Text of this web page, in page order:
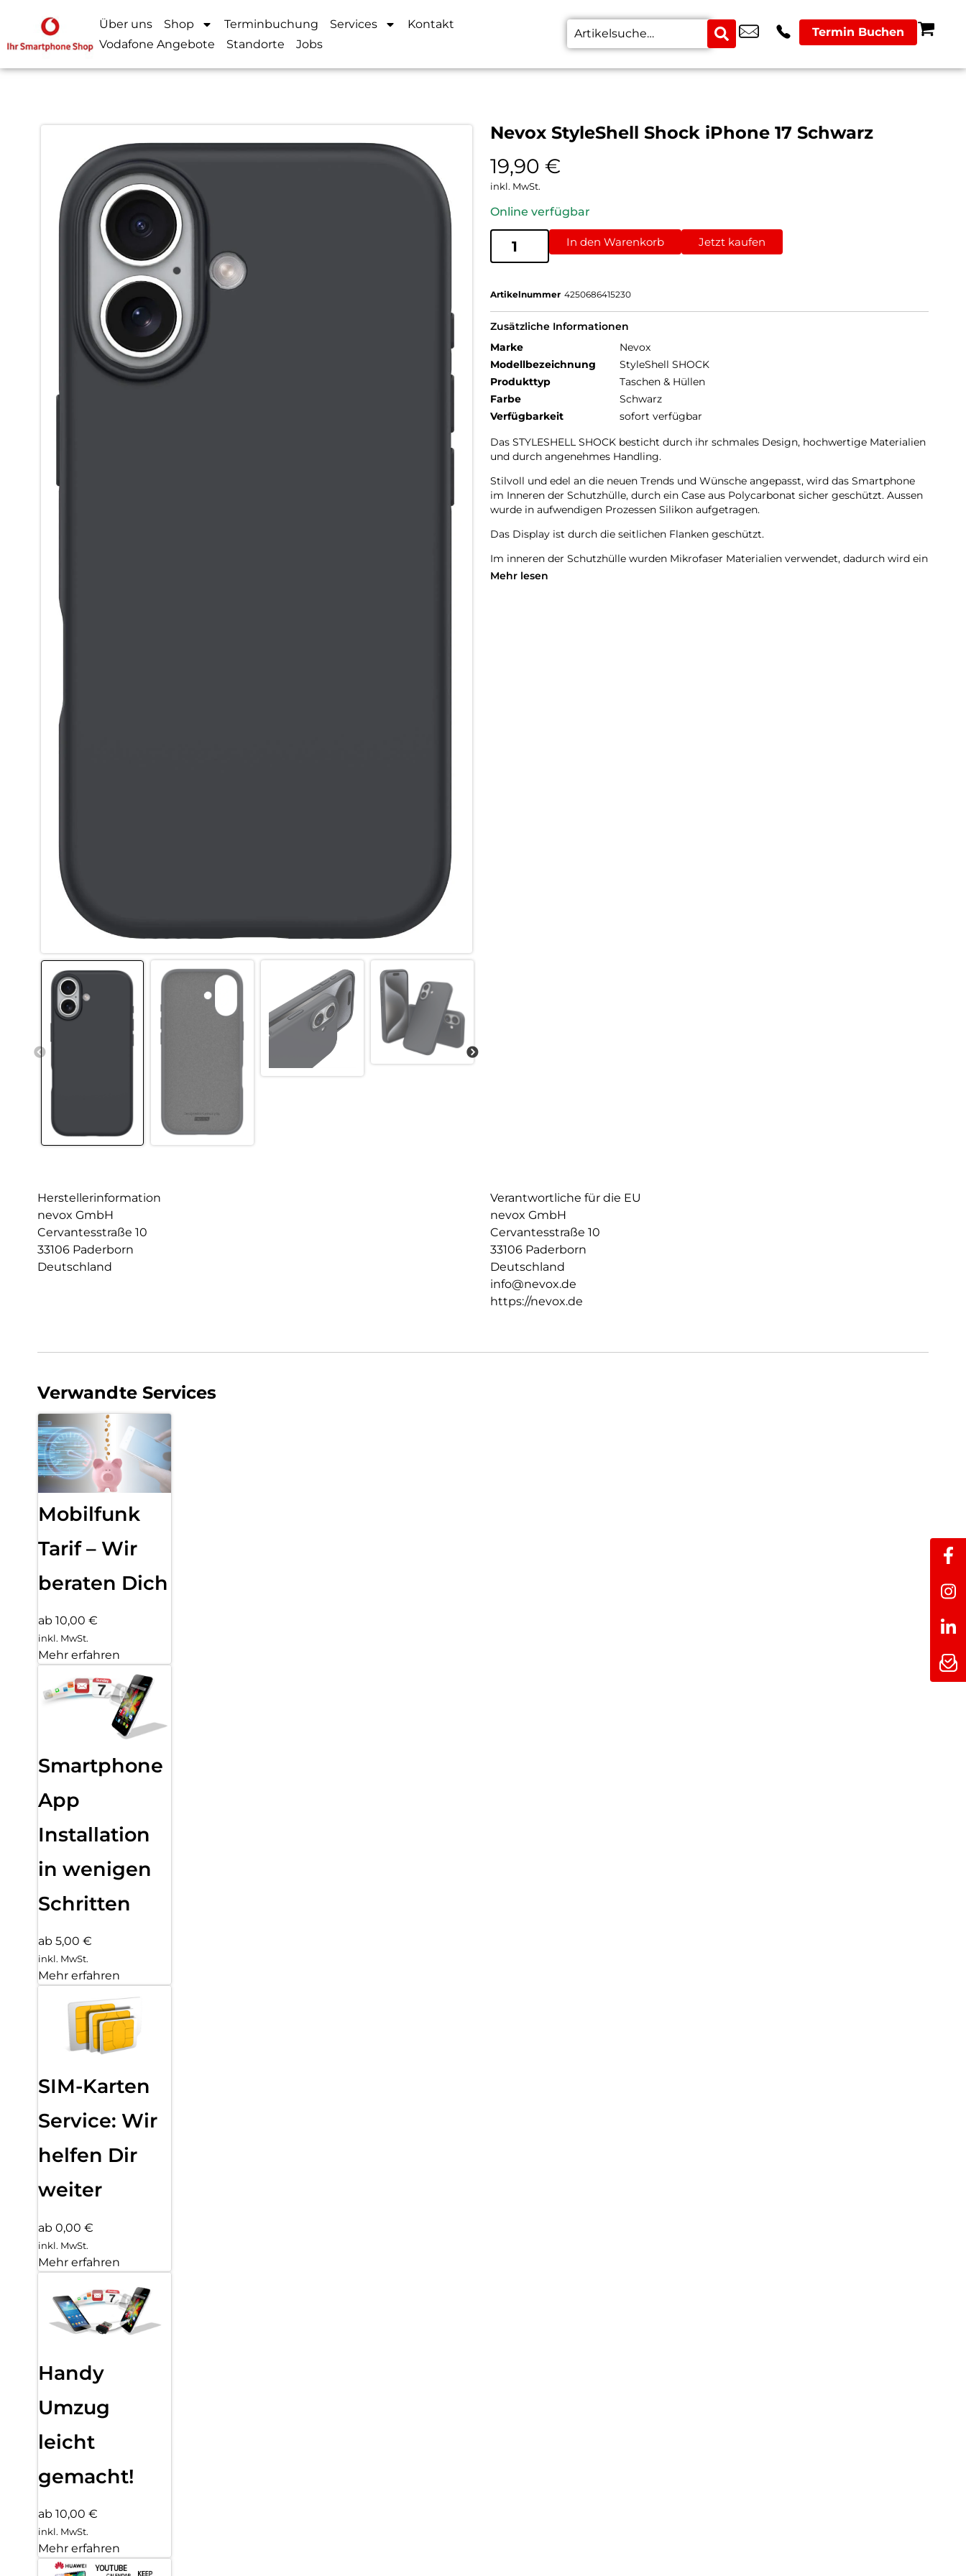
Über uns Shop Terminbuchung Services
Kontakt
Vodafone Angebote
Standorte Jobs
Termin Buchen
Nevox StyleShell Shock iPhone 17 Schwarz
19,90 €
inkl. MwSt.
Online verfügbar
In den Warenkorb Jetzt kaufen
Artikelnummer 4250686415230
Zusätzliche Informationen
Marke
Nevox
Modellbezeichnung
StyleShell SHOCK
Produkttyp
Taschen & Hüllen
Farbe
Schwarz
Verfügbarkeit
sofort verfügbar
Das STYLESHELL SHOCK besticht durch ihr schmales Design, hochwertige Materialien
und durch angenehmes Handling.
Stilvoll und edel an die neuen Trends und Wünsche angepasst, wird das Smartphone
im Inneren der Schutzhülle, durch ein Case aus Polycarbonat sicher geschützt. Aussen
wurde in aufwendigen Prozessen Silikon aufgetragen.
Das Display ist durch die seitlichen Flanken geschützt.
Im inneren der Schutzhülle wurden Mikrofaser Materialien verwendet, dadurch wird ein
zerkratzen des Smartphones verhindert.
Mehr lesen
Herstellerinformation
nevox GmbH
Cervantesstraße 10
33106 Paderborn
Deutschland
Verantwortliche für die EU
nevox GmbH
Cervantesstraße 10
33106 Paderborn
Deutschland
info@nevox.de
https://nevox.de
Verwandte Services
Mobilfunk
Tarif – Wir
beraten Dich
ab 10,00 €
inkl. MwSt.
Mehr erfahren
Smartphone
App
Installation
in wenigen
Schritten
ab 5,00 €
inkl. MwSt.
Mehr erfahren
SIM-Karten
Service: Wir
helfen Dir
weiter
ab 0,00 €
inkl. MwSt.
Mehr erfahren
Handy
Umzug
leicht
gemacht!
ab 10,00 €
inkl. MwSt.
Mehr erfahren